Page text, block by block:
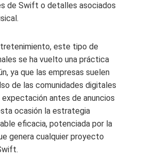
de Swift o detalles asociados
este tipo de
se ha vuelto una práctica
ya que las empresas suelen
de las comunidades digitales
antes de anuncios
ocasión la estrategia
eficacia, potenciada por la
genera cualquier proyecto